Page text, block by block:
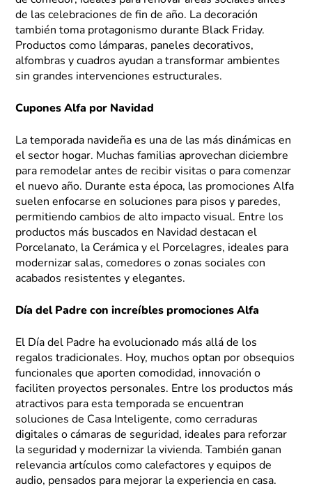
de las celebraciones de fin de año. La decoración
también toma protagonismo durante Black Friday.
Productos como lámparas, paneles decorativos,
alfombras y cuadros ayudan a transformar ambientes
sin grandes intervenciones estructurales.
Cupones Alfa por Navidad
La temporada navideña es una de las más dinámicas en
el sector hogar. Muchas familias aprovechan diciembre
para remodelar antes de recibir visitas o para comenzar
el nuevo año. Durante esta época, las promociones Alfa
suelen enfocarse en soluciones para pisos y paredes,
permitiendo cambios de alto impacto visual. Entre los
productos más buscados en Navidad destacan el
Porcelanato, la Cerámica y el Porcelagres, ideales para
modernizar salas, comedores o zonas sociales con
acabados resistentes y elegantes.
Día del Padre con increíbles promociones Alfa
El Día del Padre ha evolucionado más allá de los
regalos tradicionales. Hoy, muchos optan por obsequios
funcionales que aporten comodidad, innovación o
faciliten proyectos personales. Entre los productos más
atractivos para esta temporada se encuentran
soluciones de Casa Inteligente, como cerraduras
digitales o cámaras de seguridad, ideales para reforzar
la seguridad y modernizar la vivienda. También ganan
relevancia artículos como calefactores y equipos de
audio, pensados para mejorar la experiencia en casa.